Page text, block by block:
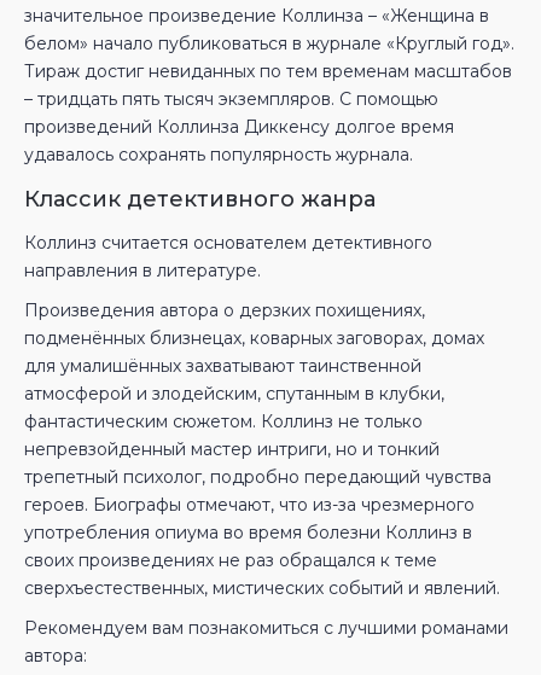
значительное произведение Коллинза – «Женщина в
белом» начало публиковаться в журнале «Круглый год».
Тираж достиг невиданных по тем временам масштабов
– тридцать пять тысяч экземпляров. С помощью
произведений Коллинза Диккенсу долгое время
удавалось сохранять популярность журнала.
Классик детективного жанра
Коллинз считается основателем детективного
направления в литературе.
Произведения автора о дерзких похищениях,
подменённых близнецах, коварных заговорах, домах
для умалишённых захватывают таинственной
атмосферой и злодейским, спутанным в клубки,
фантастическим сюжетом. Коллинз не только
непревзойденный мастер интриги, но и тонкий
трепетный психолог, подробно передающий чувства
героев. Биографы отмечают, что из-за чрезмерного
употребления опиума во время болезни Коллинз в
своих произведениях не раз обращался к теме
сверхъестественных, мистических событий и явлений.
Рекомендуем вам познакомиться с лучшими романами
автора: